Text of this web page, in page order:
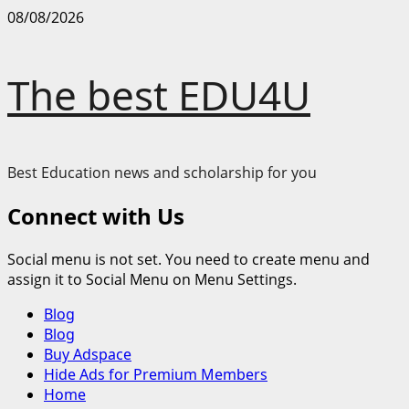
Skip
08/08/2026
The best EDU4U
Best Education news and scholarship for you
Connect with Us
Social menu is not set. You need to create menu and
assign it to Social Menu on Menu Settings.
Primary
Menu
Blog
Blog
Buy Adspace
Hide Ads for Premium Members
Home